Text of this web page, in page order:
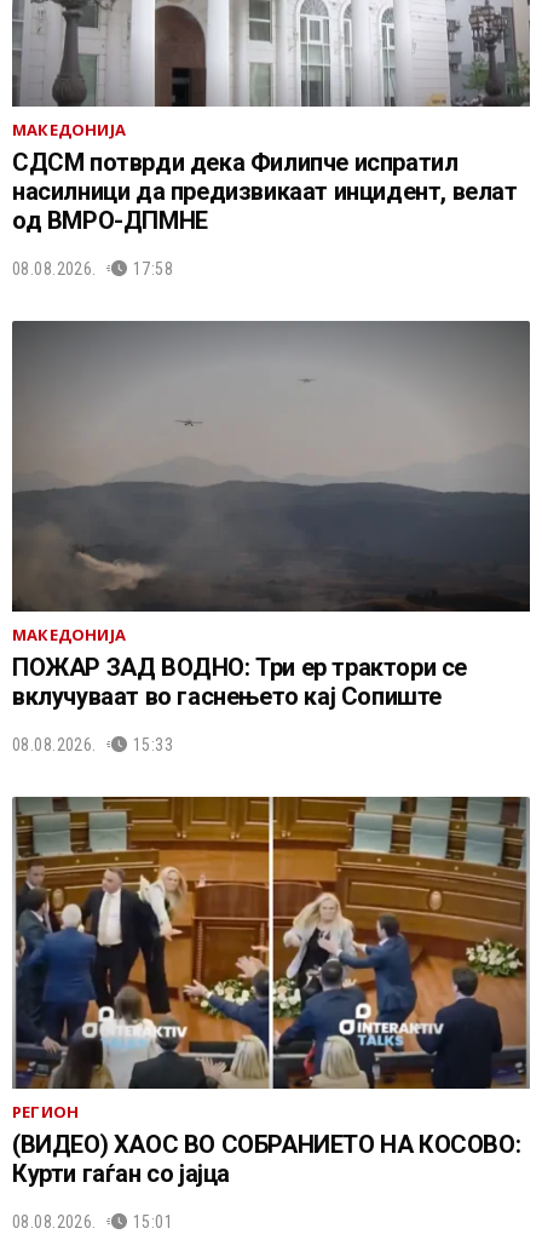
МАКЕДОНИЈА
СДСМ потврди дека Филипче испратил
насилници да предизвикаат инцидент, велат
од ВМРО-ДПМНЕ
08.08.2026. 17:58
МАКЕДОНИЈА
ПОЖАР ЗАД ВОДНО: Три ер трактори се
вклучуваат во гаснењето кај Сопиште
08.08.2026. 15:33
РЕГИОН
(ВИДЕО) ХАОС ВО СОБРАНИЕТО НА КОСОВО:
Курти гаѓан со јајца
08.08.2026. 15:01